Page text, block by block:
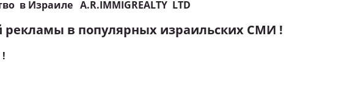
в Израиле A.R.IMMIGREALTY LTD
в популярных израильских СМИ !